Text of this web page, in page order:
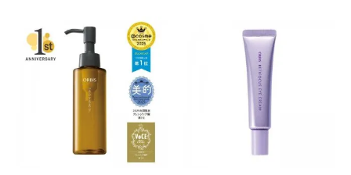
であること(*2)を業界で初めて発見
(*3)。ニキビ・肌荒れ予防有効成分
と保湿成分を新たに配合。これまで
の乾燥・テカリへのケアはそのまま
に、肌荒れ・ニキビ予防など“今”の
肌悩みに応え、“未来”を見据えて好
印象の鍵となるハリ・ツヤへもアプ
ローチする進化を遂げました。うる
おいを逃しやすい男性肌に着目し、
アイテム同士をなじみやすくする
対処するのではなく、肌で起きてい
ることの根本原因に着目。加齢とと
もに現れる年齢サイン(*5)について
研究を進めたところ、弾力感のない
状態である「ハリのなさ」や、くす
人の肌印象に大きな影響を与えてい